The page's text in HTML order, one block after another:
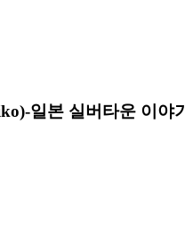
일본 실버타운 이야기